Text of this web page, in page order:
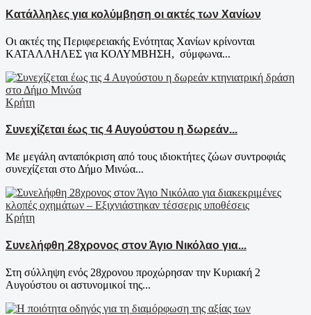
Κατάλληλες για κολύμβηση οι ακτές των Χανίων
Οι ακτές της Περιφερειακής Ενότητας Χανίων κρίνονται
ΚΑΤΑΛΛΗΛΕΣ για ΚΟΛΥΜΒΗΣΗ, σύμφωνα...
Κρήτη
Συνεχίζεται έως τις 4 Αυγούστου η δωρεάν...
Με μεγάλη ανταπόκριση από τους ιδιοκτήτες ζώων συντροφιάς
συνεχίζεται στο Δήμο Μινώα...
Κρήτη
Συνελήφθη 28χρονος στον Άγιο Νικόλαο για...
Στη σύλληψη ενός 28χρονου προχώρησαν την Κυριακή 2
Αυγούστου οι αστυνομικοί της...